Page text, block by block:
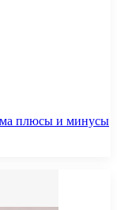
плюсы и минусы